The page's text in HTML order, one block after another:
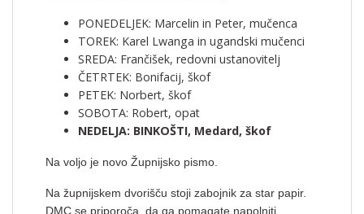
PONEDELJEK: Marcelin in Peter, mučenca
TOREK: Karel Lwanga in ugandski mučenci
SREDA: Frančišek, redovni ustanovitelj
ČETRTEK: Bonifacij, škof
PETEK: Norbert, škof
SOBOTA: Robert, opat
NEDELJA: BINKOŠTI, Medard, škof
Na voljo je novo Župnijsko pismo.
Na župnijskem dvorišču stoji zabojnik za star papir.
DMC se priporoča, da ga pomagate napolniti.